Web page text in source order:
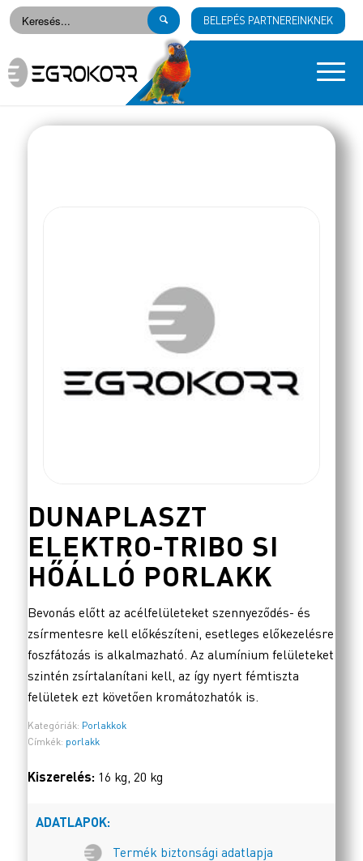
BELEPÉS PARTNEREINKNEK
DUNAPLASZT
ELEKTRO-TRIBO SI
HŐÁLLÓ PORLAKK
Bevonás előtt az acélfelületeket szennyeződés- és
zsírmentesre kell előkészíteni, esetleges előkezelésre
foszfátozás is alkalmazható. Az alumínium felületeket
szintén zsírtalanítani kell, az így nyert fémtiszta
felületek ezt követően kromátozhatók is.
Kategóriák: Porlakkok
Címkék: porlakk
Kiszerelés: 16 kg, 20 kg
ADATLAPOK:
Termék biztonsági adatlapja